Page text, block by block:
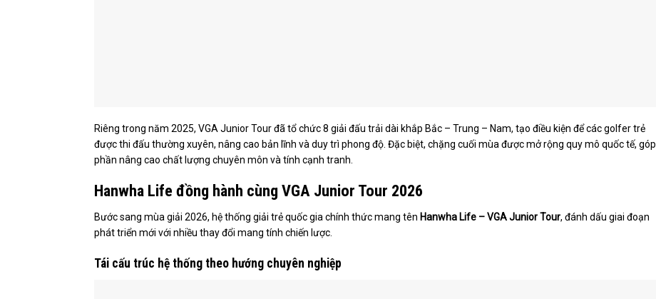
Riêng trong năm 2025, VGA Junior Tour đã tổ chức 8 giải đấu trải dài khắp Bắc – Trung – Nam, tạo điều kiện để các golfer trẻ
được thi đấu thường xuyên, nâng cao bản lĩnh và duy trì phong độ. Đặc biệt, chặng cuối mùa được mở rộng quy mô quốc tế, góp
phần nâng cao chất lượng chuyên môn và tính cạnh tranh.
Hanwha Life đồng hành cùng VGA Junior Tour 2026
Bước sang mùa giải 2026, hệ thống giải trẻ quốc gia chính thức mang tên Hanwha Life – VGA Junior Tour, đánh dấu giai đoạn
phát triển mới với nhiều thay đổi mang tính chiến lược.
Tái cấu trúc hệ thống theo hướng chuyên nghiệp